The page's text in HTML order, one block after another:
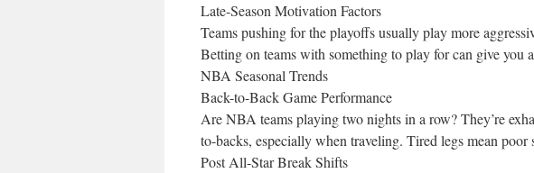
Late-Season Motivation Factors
Teams pushing for the playoffs usually play more
Betting on teams with something to play for can give you
NBA Seasonal Trends
Back-to-Back Game Performance
Are NBA teams playing two nights in a row? They’re
to-backs, especially when traveling. Tired legs mean poor
Post All-Star Break Shifts